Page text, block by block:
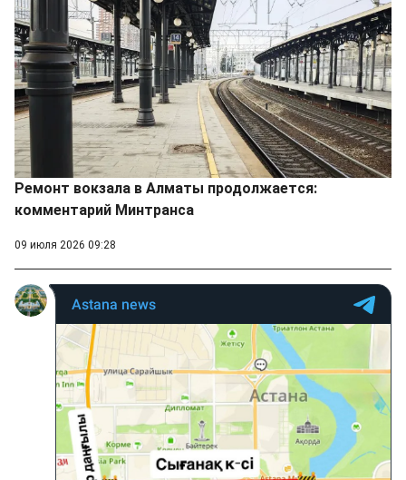
Ремонт вокзала в Алматы продолжается:
комментарий Минтранса
09 июля 2026 09:28